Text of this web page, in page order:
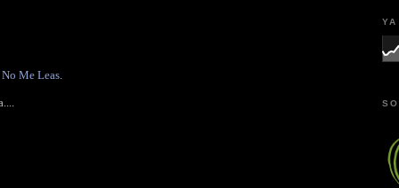
No Me Leas.